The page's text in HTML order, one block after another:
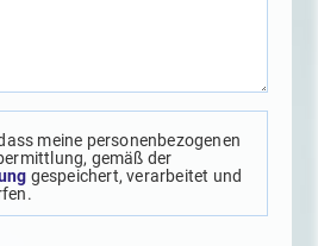
meine personenbezogenen
gemäß der
gespeichert, verarbeitet und